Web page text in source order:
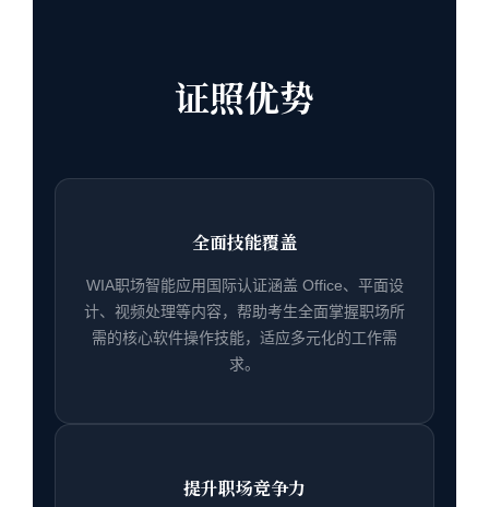
证照优势
全面技能覆盖
WIA职场智能应用国际认证涵盖 Office、平面设
计、视频处理等内容，帮助考生全面掌握职场所
需的核心软件操作技能，适应多元化的工作需
求。
提升职场竞争力